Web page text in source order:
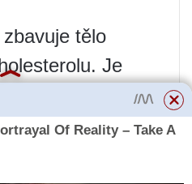
tělo
Je
osob se silnou
zátěží a je
v těhotenství.